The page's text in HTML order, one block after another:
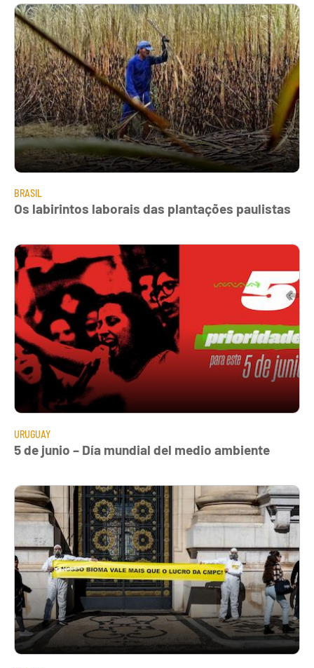
BRASIL
Os labirintos laborais das plantações paulistas
URUGUAY
5 de junio – Día mundial del medio ambiente